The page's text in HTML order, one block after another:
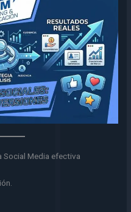
Social Media efectiva